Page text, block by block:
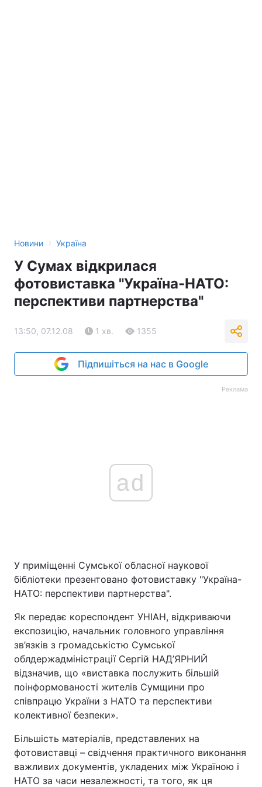
Новини › Україна
У Сумах відкрилася
фотовиставка "Україна-НАТО:
перспективи партнерства"
13:50, 07.12.08 1 хв. 1355
Підпишіться на нас в Google
Реклама
ad
У приміщенні Сумської обласної наукової
бібліотеки презентовано фотовиставку "Україна-
НАТО: перспективи партнерства".
Як передає кореспондент УНІАН, відкриваючи
експозицію, начальник головного управління
зв’язків з громадськістю Сумської
облдержадміністрації Сергій НАД’ЯРНИЙ
відзначив, що «виставка послужить більшій
поінформованості жителів Сумщини про
співпрацю України з НАТО та перспективи
колективної безпеки».
Більшість матеріалів, представлених на
фотовиставці – свідчення практичного виконання
важливих документів, укладених між Україною і
НАТО за часи незалежності, та того, як ця